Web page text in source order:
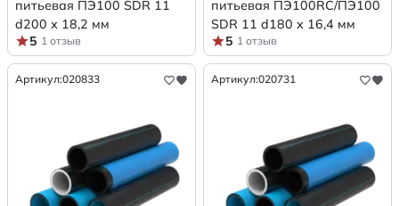
питьевая ПЭ100 SDR 11
d200 х 18,2 мм
5 1 отзыв
питьевая ПЭ100RC/ПЭ100
SDR 11 d180 х 16,4 мм
5 1 отзыв
Артикул:020833 Артикул:020731